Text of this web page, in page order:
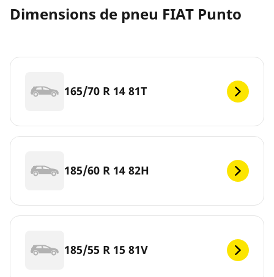
Dimensions de pneu FIAT Punto
165/70 R 14 81T
185/60 R 14 82H
185/55 R 15 81V